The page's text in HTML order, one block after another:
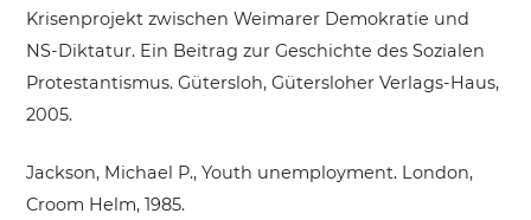
Krisenprojekt zwischen Weimarer Demokratie und
NS-Diktatur. Ein Beitrag zur Geschichte des Sozialen
Protestantismus. Gütersloh, Gütersloher Verlags-Haus,
2005.
Jackson, Michael P., Youth unemployment. London,
Croom Helm, 1985.